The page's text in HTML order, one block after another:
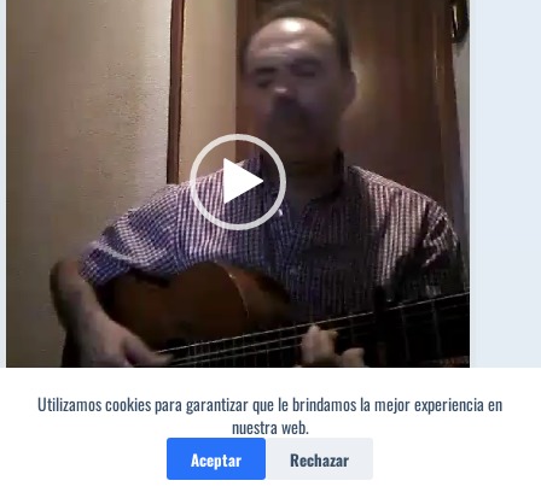
Utilizamos cookies para garantizar que le brindamos la mejor experiencia en
nuestra web.
Aceptar Rechazar